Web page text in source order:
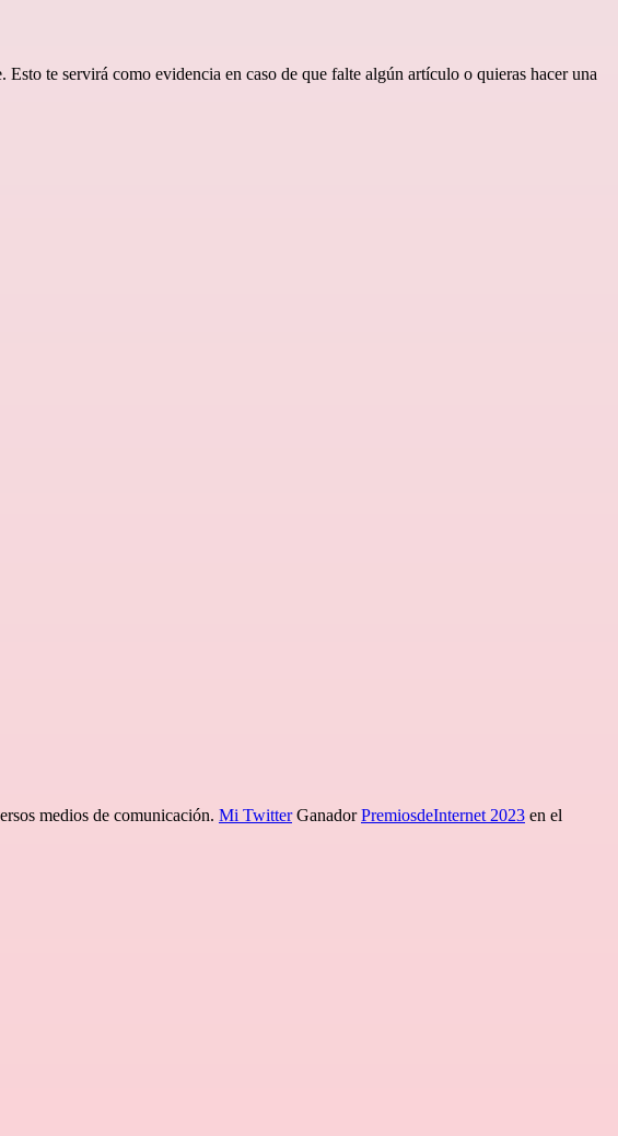
te servirá como evidencia en caso de que falte algún artículo o quieras hacer una
medios de comunicación. Mi TwitterGanadorPremiosdeInternet 2023 en el